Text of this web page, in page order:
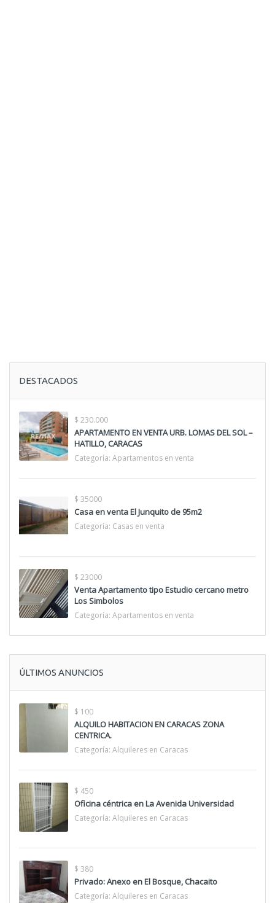
DESTACADOS
$ 230.000
APARTAMENTO EN VENTA URB. LOMAS DEL SOL –
HATILLO, CARACAS
Categoría: Apartamentos en venta
$ 35000
Casa en venta El Junquito de 95m2
Categoría: Casas en venta
$ 23000
Venta Apartamento tipo Estudio cercano metro
Los Simbolos
Categoría: Apartamentos en venta
ÚLTIMOS ANUNCIOS
$ 100
ALQUILO HABITACION EN CARACAS ZONA
CENTRICA.
Categoría: Alquileres en Caracas
$ 450
Oficina céntrica en La Avenida Universidad
Categoría: Alquileres en Caracas
$ 380
Privado: Anexo en El Bosque, Chacaito
Categoría: Alquileres en Caracas